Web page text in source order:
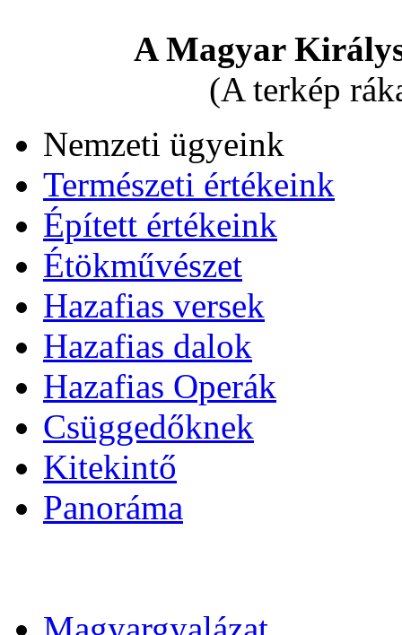
A Magyar
(A terkép
Nemzeti ügyeink
Természeti értékeink
Épített értékeink
Étökművészet
Hazafias versek
Hazafias dalok
Hazafias Operák
Csüggedőknek
Kitekintő
Panoráma